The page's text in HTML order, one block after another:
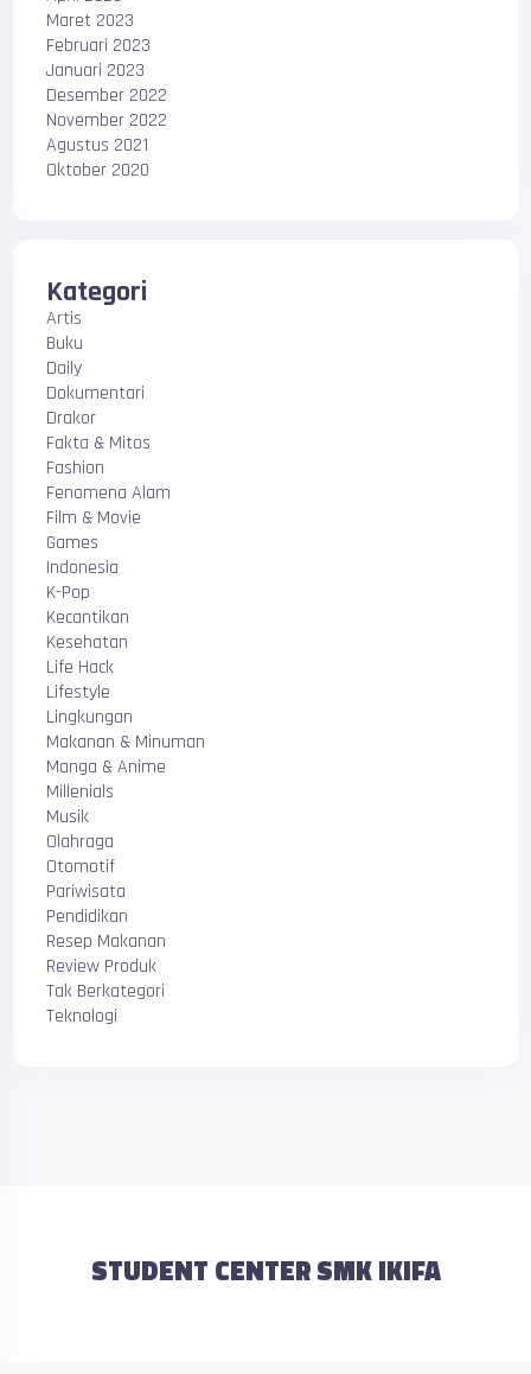
Maret 2023
Februari 2023
Januari 2023
Desember 2022
November 2022
Agustus 2021
Oktober 2020
Kategori
Artis
Buku
Daily
Dokumentari
Drakor
Fakta & Mitos
Fashion
Fenomena Alam
Film & Movie
Games
Indonesia
K-Pop
Kecantikan
Kesehatan
Life Hack
Lifestyle
Lingkungan
Makanan & Minuman
Manga & Anime
Millenials
Musik
Olahraga
Otomotif
Pariwisata
Pendidikan
Resep Makanan
Review Produk
Tak Berkategori
Teknologi
STUDENT CENTER SMK IKIFA